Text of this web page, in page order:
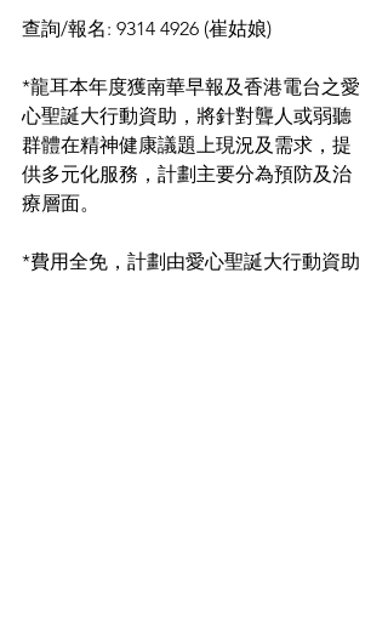
查詢/報名: 9314 4926 (崔姑娘)
*龍耳本年度獲南華早報及香港電台之愛
心聖誕大行動資助，將針對聾人或弱聽
群體在精神健康議題上現況及需求，提
供多元化服務，計劃主要分為預防及治
療層面。
*費用全免，計劃由愛心聖誕大行動資助